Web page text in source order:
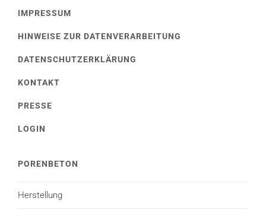
IMPRESSUM
HINWEISE ZUR DATENVERARBEITUNG
DATENSCHUTZERKLÄRUNG
KONTAKT
PRESSE
LOGIN
PORENBETON
Herstellung